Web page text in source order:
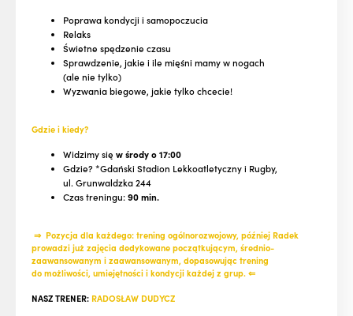
Poprawa kondycji i samopoczucia
Relaks
Świetne spędzenie czasu
Sprawdzenie, jakie i ile mięśni mamy w nogach
(ale nie tylko)
Wyzwania biegowe, jakie tylko chcecie!
Gdzie i kiedy?
Widzimy się w środy o 17:00
Gdzie? *Gdański Stadion Lekkoatletyczny i Rugby,
ul. Grunwaldzka 244
Czas treningu:90 min.
⇒ Pozycja dla każdego: trening ogólnorozwojowy, później Radek
prowadzi już zajęcia dedykowane początkującym, średnio-
zaawansowanym i zaawansowanym, dopasowując trening
do możliwości, umiejętności i kondycji każdej z grup. ⇐
NASZ TRENER: RADOSŁAW DUDYCZ